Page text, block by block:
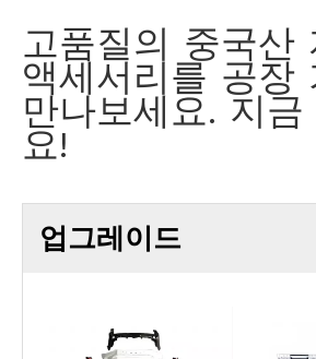
고품질의 중국산
액세서리를 공장
만나보세요. 지금
요!
업그레이드